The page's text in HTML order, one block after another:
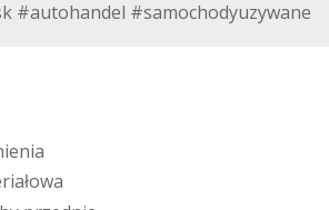
#autohandel #samochodyuzywane
ienia
riałowa